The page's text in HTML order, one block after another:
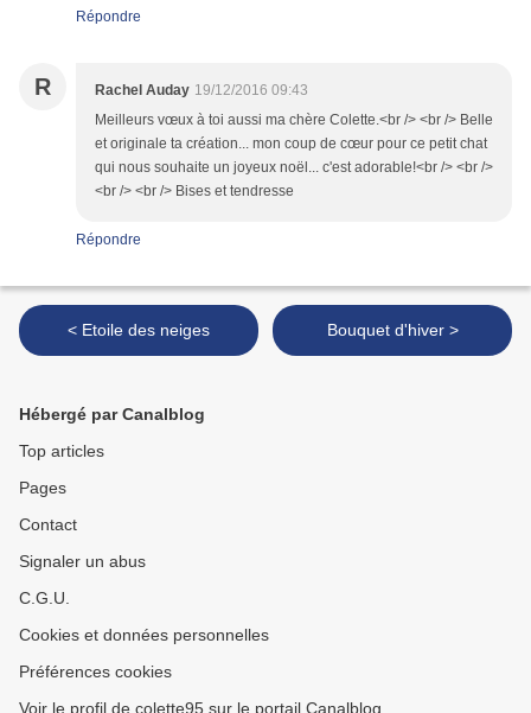
Répondre
R Rachel Auday 19/12/2016 09:43
Meilleurs vœux à toi aussi ma chère Colette.<br /> <br /> Belle
et originale ta création... mon coup de cœur pour ce petit chat
qui nous souhaite un joyeux noël... c'est adorable!<br /> <br />
<br /> <br /> Bises et tendresse
Répondre
< Etoile des neiges Bouquet d'hiver >
Hébergé par Canalblog
Top articles
Pages
Contact
Signaler un abus
C.G.U.
Cookies et données personnelles
Préférences cookies
Voir le profil de colette95 sur le portail Canalblog